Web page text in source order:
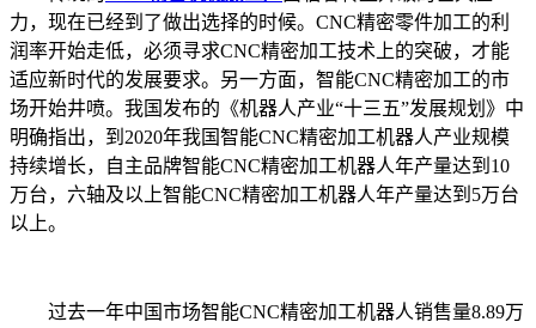
力，现在已经到了做出选择的时候。CNC精密零件加工的利
润率开始走低，必须寻求CNC精密加工技术上的突破，才能
适应新时代的发展要求。另一方面，智能CNC精密加工的市
场开始井喷。我国发布的《机器人产业“十三五”发展规划》中
明确指出，到2020年我国智能CNC精密加工机器人产业规模
持续增长，自主品牌智能CNC精密加工机器人年产量达到10
万台，六轴及以上智能CNC精密加工机器人年产量达到5万台
以上。
过去一年中国市场智能CNC精密加工机器人销售量8.89万